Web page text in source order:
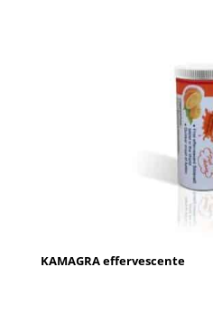
KAMAGRA effervescente